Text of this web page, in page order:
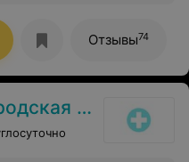
посещению
Отзывы74
больница №2